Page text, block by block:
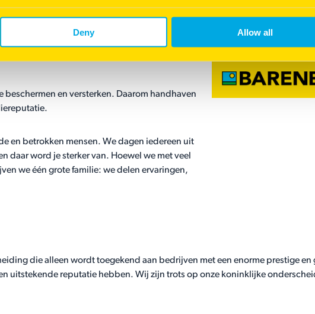
Deny Allow all
begon. Nog steeds leggen we de nadruk op
en zijn flexibel en snel in het inspelen op
en versterken. Daarom handhaven
en betrokken mensen. We dagen iedereen uit
daar word je sterker van. Hoewel we met veel
we één grote familie: we delen ervaringen,
die alleen wordt toegekend aan bedrijven met een enorme prestige
uitstekende reputatie hebben. Wij zijn trots op onze koninklijke